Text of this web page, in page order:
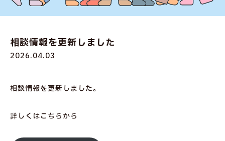
相談情報を更新しました
2026.04.03
相談情報を更新しました。
詳しくはこちらから